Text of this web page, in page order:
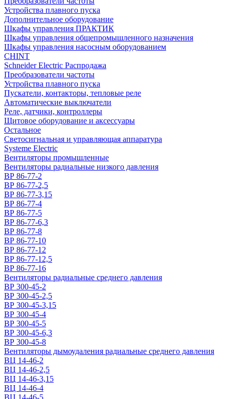
Устройства плавного пуска
Дополнительное оборудование
Шкафы управления ПРАКТИК
Шкафы управления общепромышленного назначения
Шкафы управления насосным оборудованием
CHINT
Schneider Electric Распродажа
Преобразователи частоты
Устройства плавного пуска
Пускатели, контакторы, тепловые реле
Автоматические выключатели
Реле, датчики, контроллеры
Щитовое оборудование и аксессуары
Остальное
Светосигнальная и управляющая аппаратура
Systeme Electric
Вентиляторы промышленные
Вентиляторы радиальные низкого давления
ВР 86-77-2
ВР 86-77-2,5
ВР 86-77-3,15
ВР 86-77-4
ВР 86-77-5
ВР 86-77-6,3
ВР 86-77-8
ВР 86-77-10
ВР 86-77-12
ВР 86-77-12,5
ВР 86-77-16
Вентиляторы радиальные среднего давления
ВР 300-45-2
ВР 300-45-2,5
ВР 300-45-3,15
ВР 300-45-4
ВР 300-45-5
ВР 300-45-6,3
ВР 300-45-8
Вентиляторы дымоудаления радиальные среднего давления
ВЦ 14-46-2
ВЦ 14-46-2,5
ВЦ 14-46-3,15
ВЦ 14-46-4
ВЦ 14-46-5